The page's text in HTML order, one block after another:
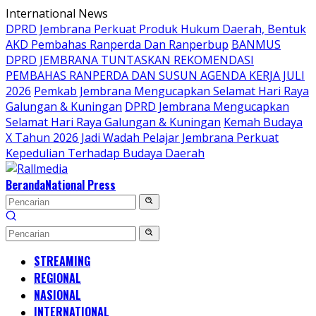
Langsung
ke
konten
International News
DPRD Jembrana Perkuat Produk Hukum Daerah, Bentuk
AKD Pembahas Ranperda Dan Ranperbup BANMUS
DPRD JEMBRANA TUNTASKAN REKOMENDASI
PEMBAHAS RANPERDA DAN SUSUN AGENDA KERJA JULI
2026 Pemkab Jembrana Mengucapkan Selamat Hari Raya
Galungan & Kuningan DPRD Jembrana Mengucapkan
Selamat Hari Raya Galungan & Kuningan Kemah Budaya
X Tahun 2026 Jadi Wadah Pelajar Jembrana Perkuat
Kepedulian Terhadap Budaya Daerah
BerandaNational Press
STREAMING
REGIONAL
NASIONAL
INTERNATIONAL